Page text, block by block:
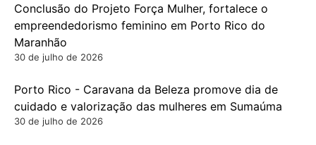
Conclusão do Projeto Força Mulher, fortalece o
empreendedorismo feminino em Porto Rico do
Maranhão
30 de julho de 2026
Porto Rico - Caravana da Beleza promove dia de
cuidado e valorização das mulheres em Sumaúma
30 de julho de 2026